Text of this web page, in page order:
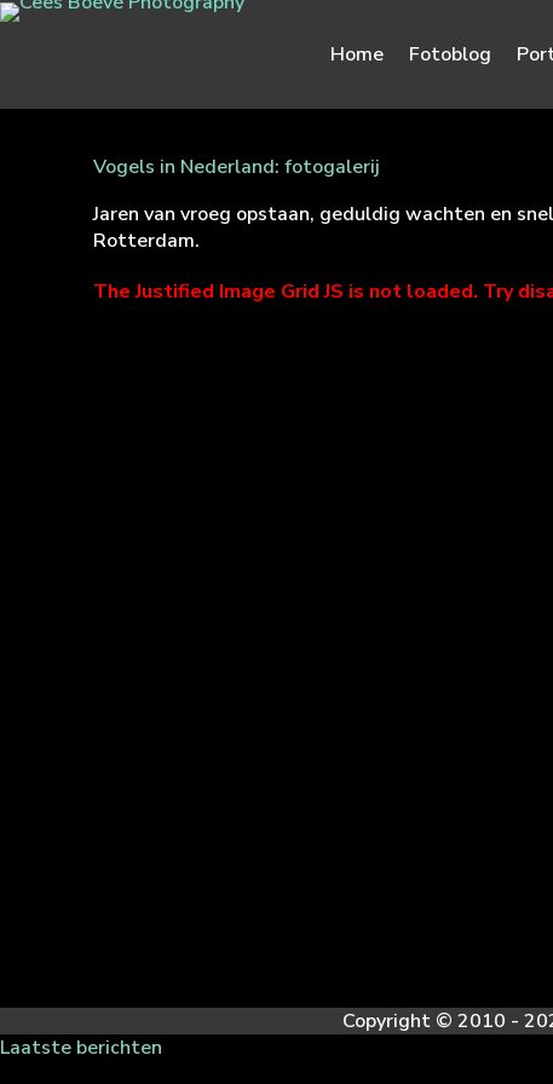
Home Fotoblog
Vogels in Nederland: fotogalerij
Jaren van vroeg opstaan, geduldig wachten en
Rotterdam.
The Justified Image Grid JS is not loaded. Try
Copyright © 2010 -
Laatste berichten